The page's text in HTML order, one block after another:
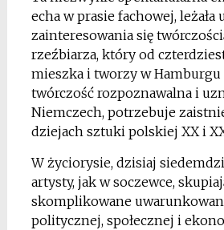
echa w prasie fachowej, leżała
zainteresowania się
rzeźbiarza, który od
mieszka i tworzy w
twórczość rozpoznawalna i
Niemczech, potrzebuje
dziejach sztuki polskiej XX i
W życiorysie, dzisiaj
artysty, jak w soczewce,
skomplikowane
politycznej, społecznej i